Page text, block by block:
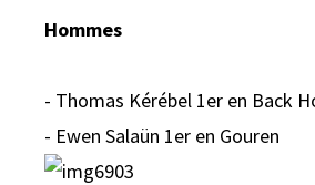
Hommes
- Thomas Kérébel 1er en Back
- Ewen Salaün 1er en Gouren